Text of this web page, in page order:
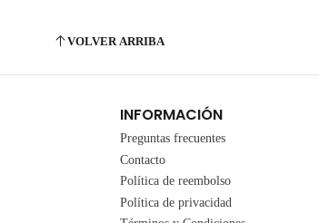
VOLVER ARRIBA
INFORMACIÓN
Preguntas frecuentes
Contacto
Política de reembolso
Política de privacidad